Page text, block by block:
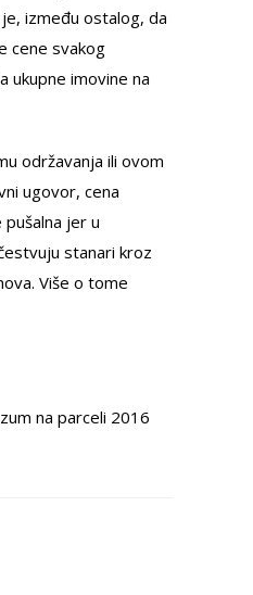
između ostalog, da
cene svakog
ukupne imovine na
održavanja ili ovom
ugovor, cena
jer u
stanari kroz
Više o tome
na parceli 2016